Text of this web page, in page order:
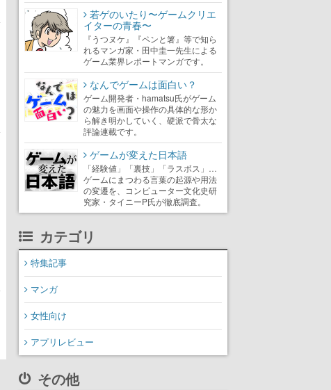
若ゲのいたり〜ゲームクリエ
イターの青春〜
『うつヌケ』『ペンと箸』等で知ら
れるマンガ家・田中圭一先生による
ゲーム業界レポートマンガです。
なんでゲームは面白い？
ゲーム開発者・hamatsu氏がゲーム
の魅力を画面や操作の具体的な形か
ら解き明かしていく、硬派で骨太な
評論連載です。
ゲームが変えた日本語
「経験値」「裏技」「ラスボス」…
ゲームにまつわる言葉の起源や用法
の変遷を、コンピューター文化史研
究家・タイニーP氏が徹底調査。
カテゴリ
特集記事
マンガ
女性向け
アプリレビュー
その他